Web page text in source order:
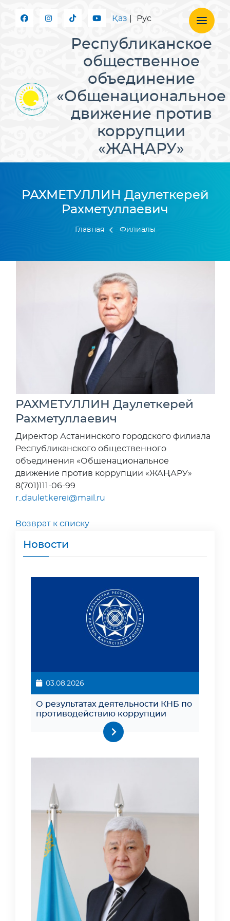
Қаз Рус
Республиканское
общественное
объединение
«Общенациональное
движение против
коррупции
«ЖАҢАРУ»
РАХМЕТУЛЛИН Даулеткерей
Рахметуллаевич
Главная Филиалы
Новости
03.08.2026
О результатах деятельности КНБ по
противодействию коррупции
РАХМЕТУЛЛИН Даулеткерей
Рахметуллаевич
Директор Астанинского городского филиала
Республиканского общественного
объединения «Общенациональное
движение против коррупции «ЖАҢАРУ»
8(701)111-06-99
r..dauletkerei@mail.ru
Возврат к списку